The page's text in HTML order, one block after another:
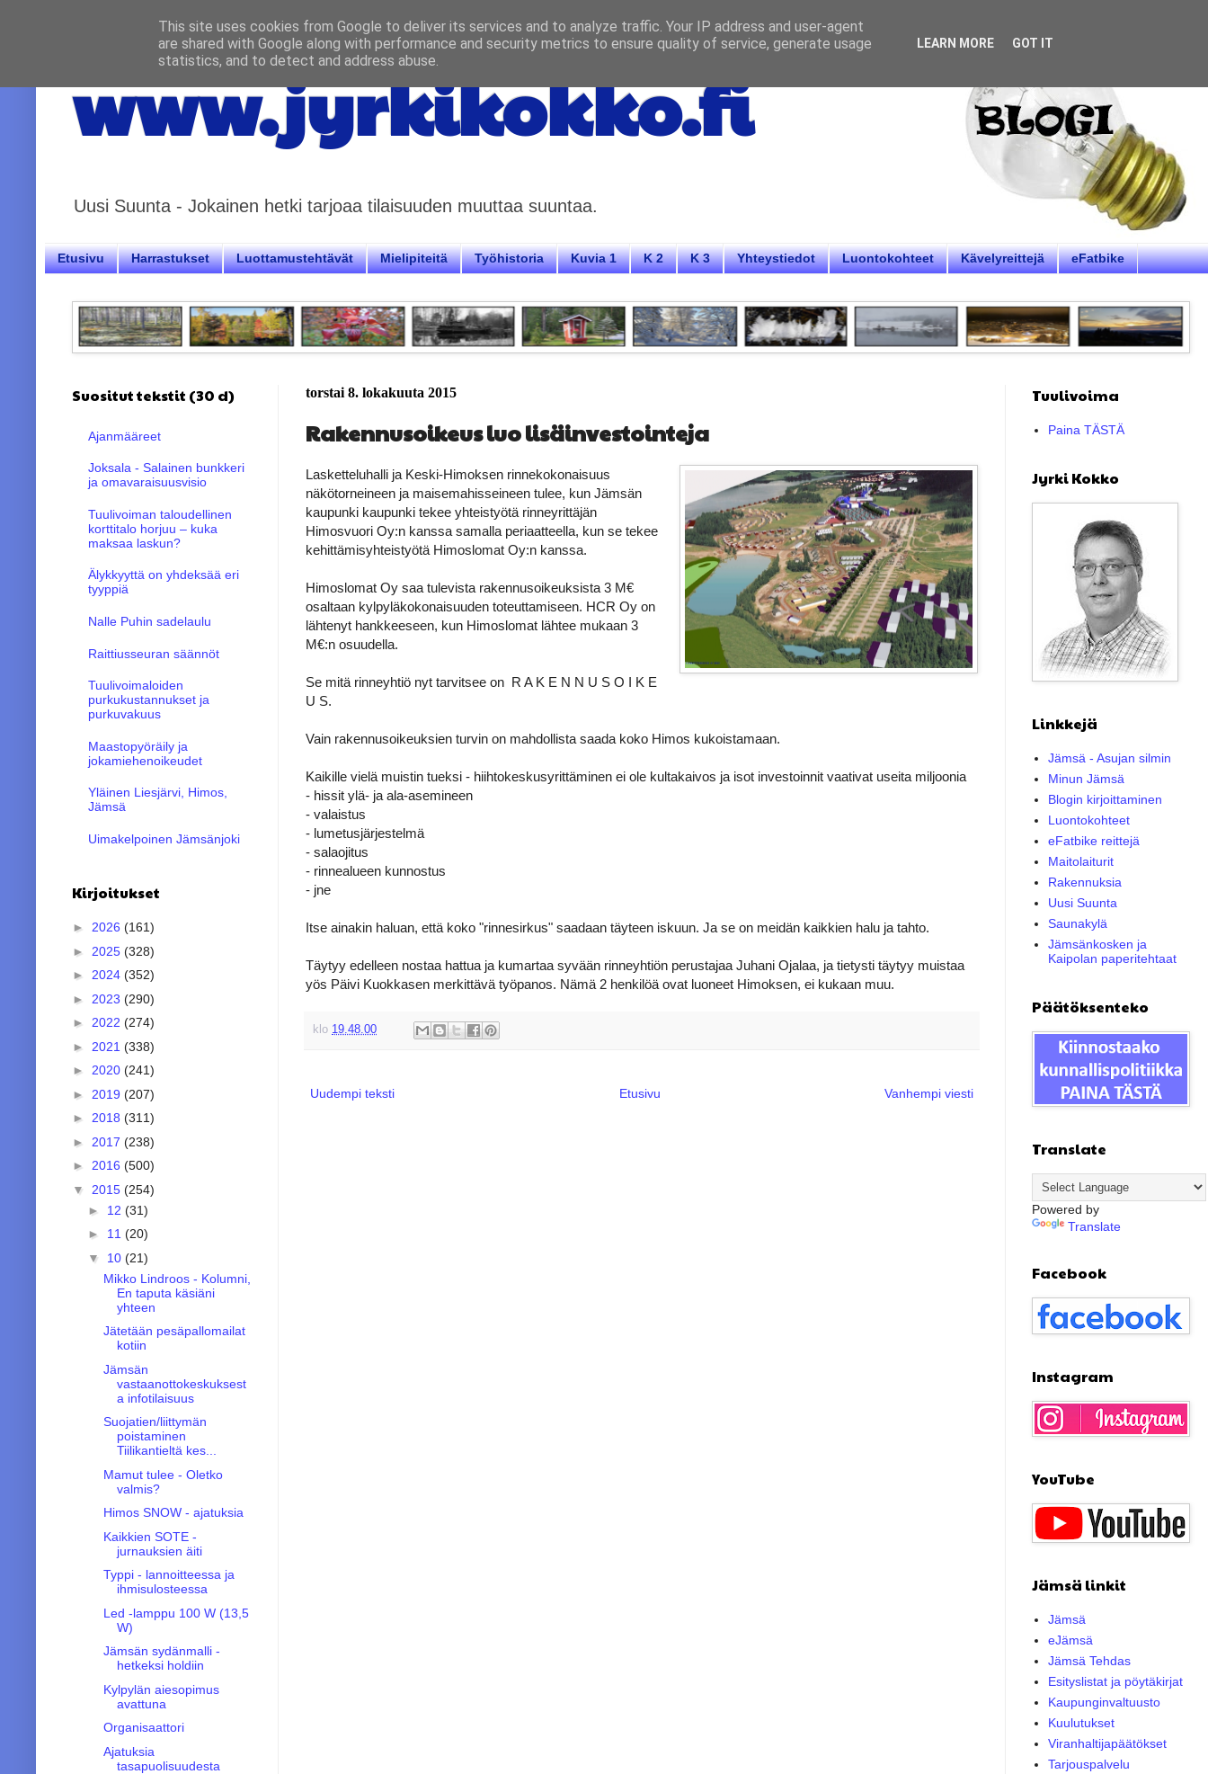
www.jyrkikokko.fi
Uusi Suunta - Jokainen hetki tarjoaa tilaisuuden muuttaa suuntaa.
Etusivu Harrastukset Luottamustehtävät Mielipiteitä Työhistoria Kuvia 1 K 2 K 3 Yhteystiedot Luontokohteet Kävelyreittejä eFatbike
torstai 8. lokakuuta 2015
Rakennusoikeus luo lisäinvestointeja
Lasketteluhalli ja Keski-Himoksen rinnekokonaisuus
näkötorneineen ja maisemahisseineen tulee, kun Jämsän
kaupunki kaupunki tekee yhteistyötä rinneyrittäjän
Himosvuori Oy:n kanssa samalla periaatteella, kun se tekee
kehittämisyhteistyötä Himoslomat Oy:n kanssa.
Himoslomat Oy saa tulevista rakennusoikeuksista 3 M€
osaltaan kylpyläkokonaisuuden toteuttamiseen. HCR Oy on
lähtenyt hankkeeseen, kun Himoslomat lähtee mukaan 3
M€:n osuudella.
Se mitä rinneyhtiö nyt tarvitsee on R A K E N N U S O I K E
U S.
Vain rakennusoikeuksien turvin on mahdollista saada koko Himos kukoistamaan.
Kaikille vielä muistin tueksi - hiihtokeskusyrittäminen ei ole kultakaivos ja isot investoinnit vaativat useita miljoonia
- hissit ylä- ja ala-asemineen
- valaistus
- lumetusjärjestelmä
- salaojitus
- rinnealueen kunnostus
- jne
Itse ainakin haluan, että koko "rinnesirkus" saadaan täyteen iskuun. Ja se on meidän kaikkien halu ja tahto.
Täytyy edelleen nostaa hattua ja kumartaa syvään rinneyhtiön perustajaa Juhani Ojalaa, ja tietysti täytyy muistaa
yös Päivi Kuokkasen merkittävä työpanos. Nämä 2 henkilöä ovat luoneet Himoksen, ei kukaan muu.
klo 19.48.00
Uudempi teksti Vanhempi viesti
Etusivu
Suositut tekstit (30 d)
Ajanmääreet
Joksala - Salainen bunkkeri
ja omavaraisuusvisio
Tuulivoiman taloudellinen
korttitalo horjuu – kuka
maksaa laskun?
Älykkyyttä on yhdeksää eri
tyyppiä
Nalle Puhin sadelaulu
Raittiusseuran säännöt
Tuulivoimaloiden
purkukustannukset ja
purkuvakuus
Maastopyöräily ja
jokamiehenoikeudet
Yläinen Liesjärvi, Himos,
Jämsä
Uimakelpoinen Jämsänjoki
Kirjoitukset
► 2026 (161)
► 2025 (328)
► 2024 (352)
► 2023 (290)
► 2022 (274)
► 2021 (338)
► 2020 (241)
► 2019 (207)
► 2018 (311)
► 2017 (238)
► 2016 (500)
▼ 2015 (254)
► 12 (31)
► 11 (20)
▼ 10 (21)
Mikko Lindroos - Kolumni,
En taputa käsiäni
yhteen
Jätetään pesäpallomailat
kotiin
Jämsän
vastaanottokeskuksest
a infotilaisuus
Suojatien/liittymän
poistaminen
Tiilikantieltä kes...
Mamut tulee - Oletko
valmis?
Himos SNOW - ajatuksia
Kaikkien SOTE -
jurnauksien äiti
Typpi - lannoitteessa ja
ihmisulosteessa
Led -lamppu 100 W (13,5
W)
Jämsän sydänmalli -
hetkeksi holdiin
Kylpylän aiesopimus
avattuna
Organisaattori
Ajatuksia
tasapuolisuudesta
Tuulivoima
Paina TÄSTÄ
Jyrki Kokko
Linkkejä
Jämsä - Asujan silmin
Minun Jämsä
Blogin kirjoittaminen
Luontokohteet
eFatbike reittejä
Maitolaiturit
Rakennuksia
Uusi Suunta
Saunakylä
Jämsänkosken ja
Kaipolan paperitehtaat
Päätöksenteko
Translate
Powered by
Translate
Facebook
Instagram
YouTube
Jämsä linkit
Jämsä
eJämsä
Jämsä Tehdas
Esityslistat ja pöytäkirjat
Kaupunginvaltuusto
Kuulutukset
Viranhaltijapäätökset
Tarjouspalvelu
This site uses cookies from Google to deliver its services and to analyze traffic. Your IP address and user-agent
are shared with Google along with performance and security metrics to ensure quality of service, generate usage
statistics, and to detect and address abuse.
LEARN MORE GOT IT